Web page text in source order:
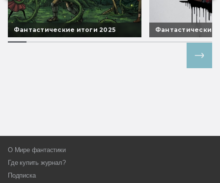
Фантастические итоги 2025 Фантастические
О Мире фантастики
Где купить журнал?
Подписка